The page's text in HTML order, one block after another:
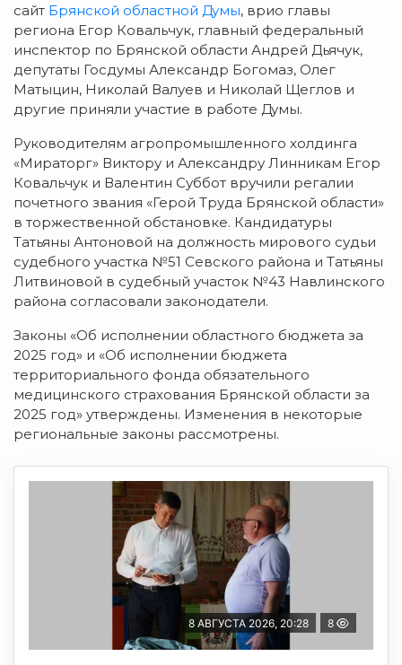
сайт Брянской областной Думы, врио главы
региона Егор Ковальчук, главный федеральный
инспектор по Брянской области Андрей Дьячук,
депутаты Госдумы Александр Богомаз, Олег
Матыцин, Николай Валуев и Николай Щеглов и
другие приняли участие в работе Думы.
Руководителям агропромышленного холдинга
«Мираторг» Виктору и Александру Линникам Егор
Ковальчук и Валентин Суббот вручили регалии
почетного звания «Герой Труда Брянской области»
в торжественной обстановке. Кандидатуры
Татьяны Антоновой на должность мирового судьи
судебного участка №51 Севского района и Татьяны
Литвиновой в судебный участок №43 Навлинского
района согласовали законодатели.
Законы «Об исполнении областного бюджета за
2025 год» и «Об исполнении бюджета
территориального фонда обязательного
медицинского страхования Брянской области за
2025 год» утверждены. Изменения в некоторые
региональные законы рассмотрены.
8 АВГУСТА 2026, 20:28 8